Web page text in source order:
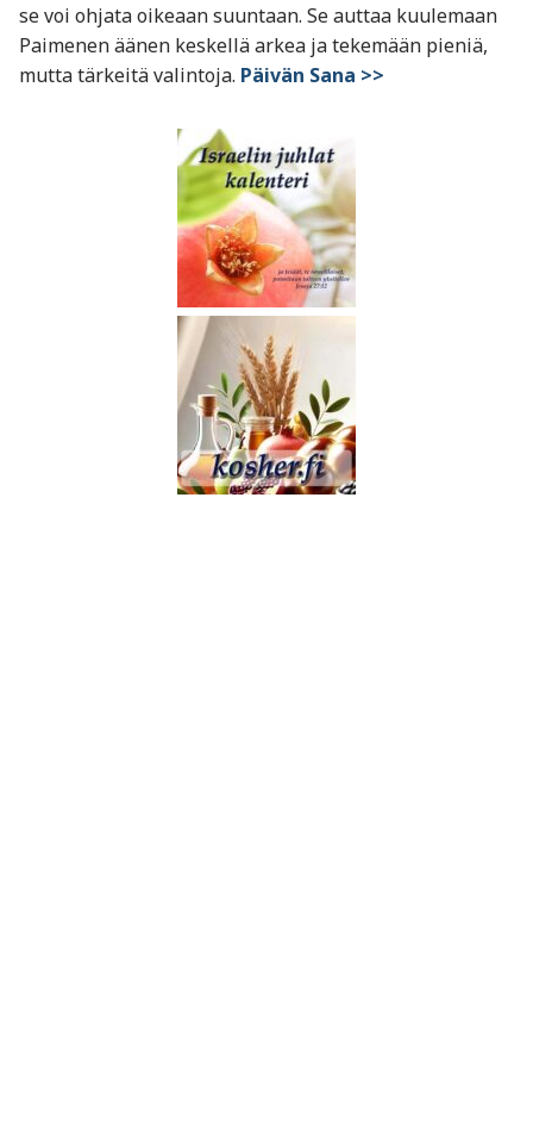
se voi ohjata oikeaan suuntaan. Se auttaa kuulemaan
Paimenen äänen keskellä arkea ja tekemään pieniä,
mutta tärkeitä valintoja. Päivän Sana >>